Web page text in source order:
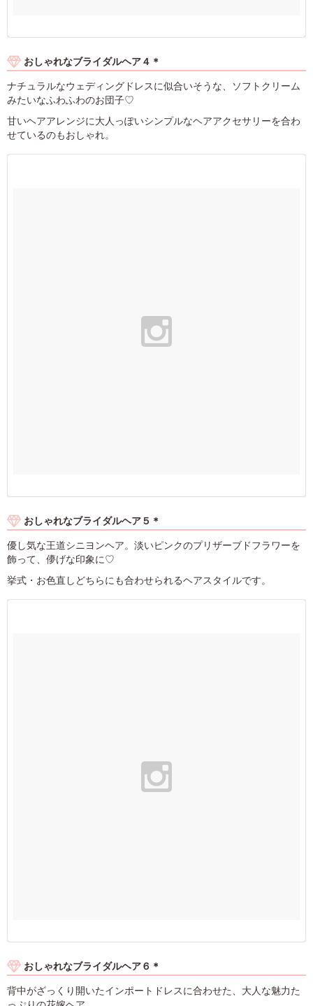
おしゃれなブライダルヘア４＊
ナチュラルなウェディングドレスに似合いそうな、ソフトクリーム
みたいなふわふわのお団子♡
甘いヘアアレンジに大人っぽいシンプルなヘアアクセサリーを合わ
せているのもおしゃれ。
おしゃれなブライダルヘア５＊
優し気な王道シニヨンヘア。淡いピンクのプリザーブドフラワーを
飾って、儚げな印象に♡
挙式・お色直しどちらにも合わせられるヘアスタイルです。
おしゃれなブライダルヘア６＊
背中がざっくり開いたインポートドレスに合わせた、大人な魅力た